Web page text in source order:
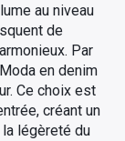
au niveau
de
Par
en denim
Ce choix est
créant un
légèreté du